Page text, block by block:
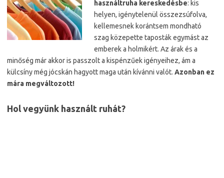
használtruha kereskedésbe: kis
helyen, igénytelenül összezsúfolva,
kellemesnek korántsem mondható
szag közepette taposták egymást az
emberek a holmikért. Az árak és a
minőség már akkor is passzolt a kispénzűek igényeihez, ám a
külcsíny még jócskán hagyott maga után kívánni valót. Azonban ez
mára megváltozott!
Hol vegyünk használt ruhát?